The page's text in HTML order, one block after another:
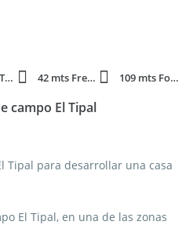
4.200 m² Total 42 mts Frente 109 mts Fondo
campo El Tipal
Tipal para desarrollar una casa
El Tipal, en una de las zonas